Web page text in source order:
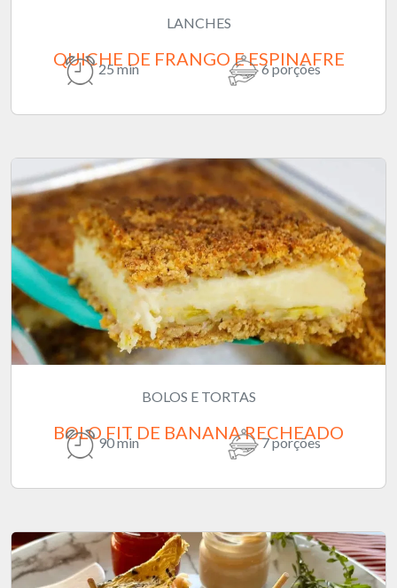
LANCHES
QUICHE DE FRANGO E ESPINAFRE
25 min 6 porções
BOLOS E TORTAS
BOLO FIT DE BANANA RECHEADO
90 min 7 porções